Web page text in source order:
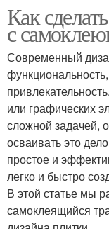
Как
с
Современный
или графических
сложной задачей,
осваивать это
простое и
легко и быстро
В этой статье мы
самоклеящийся